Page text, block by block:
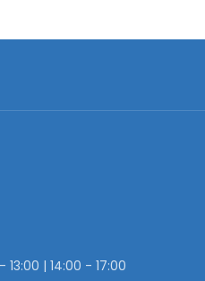
| 14:00 - 17:00